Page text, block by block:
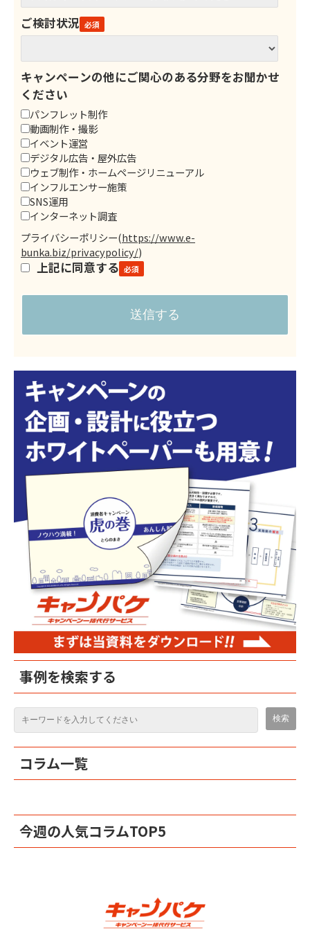
ご検討状況
キャンペーンの他にご関心のある分野をお聞かせ
ください
パンフレット制作
動画制作・撮影
イベント運営
デジタル広告・屋外広告
ウェブ制作・ホームページリニューアル
インフルエンサー施策
SNS運用
インターネット調査
プライバシーポリシー(https://www.e-
bunka.biz/privacypolicy/)
上記に同意する
事例を検索する
コラム一覧
今週の人気コラムTOP5